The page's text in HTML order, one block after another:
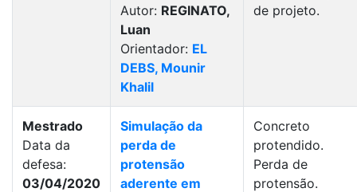
Autor: REGINATO,
Luan
Orientador: EL
DEBS, Mounir
Khalil
de projeto.
Mestrado
Data da
defesa:
03/04/2020
Simulação da
perda de
protensão
aderente em
Concreto
protendido.
Perda de
protensão.